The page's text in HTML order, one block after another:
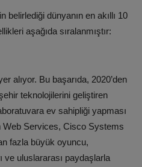
dünyanın en akıllı 10
aşağıda sıralanmıştır:
alıyor. Bu başarıda, 2020’den
teknolojilerini geliştiren
ev sahipliği yapması
Web Services, Cisco Systems
fazla büyük oyuncu,
ve uluslararası paydaşlarla